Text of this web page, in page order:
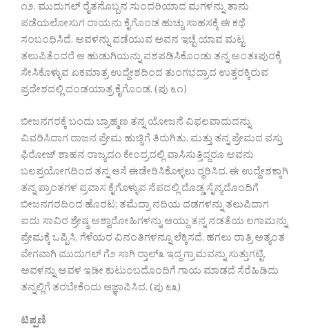
೧೨. ಮುದುಗಲ್ ರೈತನೊಬ್ಬನ ಸುಂದರಿಯಾದ ಮಗಳನ್ನು ತಾನು
ಪಡೆಯಲೋಸುಗ ರಾಯನು ಕೈಗೊಂಡ ಹುಚ್ಚು ಸಾಹಸಕ್ಕೆ ಈ ಕಥೆ
ಸಂಬಂಧಿಸಿದೆ. ಅವಳನ್ನು ಪಡೆಯುವ ಅವನ ಇಚ್ಛೆ ಯಾವ ಮಟ್ಟ
ತಲುಪಿತೆಂದರೆ ಆ ಹುಡುಗಿಯನ್ನು ವಶಪಡಿಸಿಕೊಂಡು ತನ್ನ ಅಂತಃಪುರಕ್ಕೆ
ಸೇಸಿಕೊಳ್ಳುವ ಏಕಮಾತ್ರ ಉದ್ದೇಶದಿಂದ ತುಂಗಭದ್ರಾದ ಉತ್ತರಕ್ಕಿರುವ
ಪ್ರದೇಶದಲ್ಲಿ ದಂಡಯಾತ್ರ ಕೈಗೊಂಡ. (ಪು ೬೧)
ಬೀಜನಗರಕ್ಕೆ ಬಂದು ಬ್ರಾಹ್ಮಣ ತನ್ನ ಯೋಜನೆ ವಿಫಲವಾದುದನ್ನು
ವಿವರಿಸಿದಾಗ ರಾಜನ ಪ್ರೇಮ ಹುಚ್ಚಿಗೆ ತಿರುಗಿತು, ಮತ್ತು ತನ್ನ ಪ್ರೇಮದ ವಸ್ತು
ಫಿರೋಜ್ ಶಾಹನ ರಾಜ್ಯದ೧ ಕೇಂದ್ರದಲ್ಲಿ ವಾಸಿಸುತ್ತಿದ್ದರೂ ಅವನು
ಬಲಪ್ರಯೋಗದಿಂದ ತನ್ನ ಆಸೆ ಈಡೇರಿಸಿಕೊಳ್ಳಲು ರ‍್ಧರಿಸಿದ. ಈ ಉದ್ದೇಶಕ್ಕಾಗಿ
ತನ್ನ ಪ್ರಾಂತಗಳ ಪ್ರವಾಸ ಕೈಗೊಳ್ಳುವ ನೆಪದಲ್ಲಿ ದೊಡ್ಡ ಸೈನ್ಯದೊಂದಿಗೆ
ಬೀಜನಗರದಿಂದ ಹೊರಟ; ತಮೆದ್ರಾ ನದಿಯ ದಡಗಳನ್ನು ತಲುಪಿದಾಗ
ಐದು ಸಾವಿರ ಶ್ರೇಷ್ಠ ಅಶ್ವಾರೋಹಿಗಳನ್ನು ಆಯ್ದು ತನ್ನ ನಡತೆಯ ಲಗಾಮನ್ನು
ಪ್ರೇಮಕ್ಕೆ ಒಪ್ಪಿಸಿ, ಗೆಳೆಯರ ವಿನಂತಿಗಳನ್ನೂ ಲೆಕ್ಕಿಸದೆ, ಹಗಲು ರಾತ್ರಿ ಅತ್ಯಂತ
ವೇಗವಾಗಿ ಮುದುಗಲ್ ಗೆ೨ ಸಾಗಿ ರ‍್ತಾಲ್೩ ಇದ್ದ ಗ್ರಾಮವನ್ನು ಸುತ್ತುಗಟ್ಟಿ,
ಅವಳನ್ನು ಅವಳ ಇಡೀ ಕುಟುಂಬದೊಂದಿಗೆ ಗಾಯ ಮಾಡದೆ ಸೆರೆಹಿಡಿದು
ತನ್ನಲ್ಲಿಗೆ ತರಬೇಕೆಂದು ಆಜ್ಞಾಪಿಸಿದ. (ಪು ೬೩)
ಟಿಪ್ಪಣಿ